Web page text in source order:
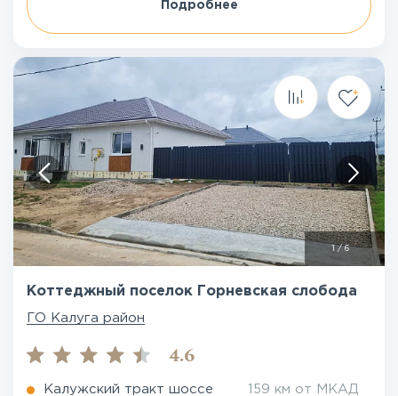
Подробнее
/ 6
Коттеджный поселок Горневская слобода
ГО Калуга район
4.6
Калужский тракт шоссе 159 км от МКАД